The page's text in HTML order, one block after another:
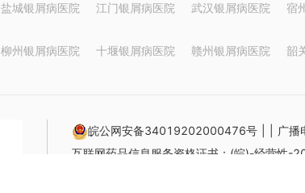
盐城银屑病医院 江门银屑病医院 武汉银屑病医院 宿
柳州银屑病医院 十堰银屑病医院 赣州银屑病医院 韶
皖公网安备34019202000476号
| 广
互联网药品信息服务资格证书：(皖)-经营性-